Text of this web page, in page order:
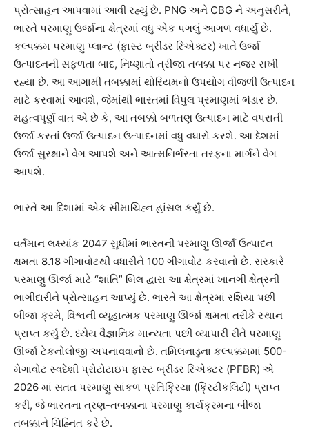
પ્રોત્સાહન આપવામાં આવી રહ્યું છે. PNG અને CBG ને અનુસરીને,
ભારતે પરમાણુ ઉર્જાના ક્ષેત્રમાં વધુ એક પગલું આગળ વધાર્યું છે.
કલ્પક્કમ પરમાણુ પ્લાન્ટ (ફાસ્ટ બ્રીડર રિએક્ટર) ખાતે ઉર્જા
ઉત્પાદનની સફળતા બાદ, નિષ્ણાતો ત્રીજા તબક્કા પર નજર રાખી
રહ્યા છે. આ આગામી તબક્કામાં થોરિયમનો ઉપયોગ વીજળી ઉત્પાદન
માટે કરવામાં આવશે, જેમાંથી ભારતમાં વિપુલ પ્રમાણમાં ભંડાર છે.
મહત્વપૂર્ણ વાત એ છે કે, આ તબક્કો બળતણ ઉત્પાદન માટે વપરાતી
ઉર્જા કરતાં ઉર્જા ઉત્પાદન ઉત્પાદનમાં વધુ વધારો કરશે. આ દેશમાં
ઉર્જા સુરક્ષાને વેગ આપશે અને આત્મનિર્ભરતા તરફના માર્ગને વેગ
આપશે.
ભારતે આ દિશામાં એક સીમાચિહ્ન હાંસલ કર્યું છે.
વર્તમાન લક્ષ્યાંક 2047 સુધીમાં ભારતની પરમાણુ ઊર્જા ઉત્પાદન
ક્ષમતા 8.18 ગીગાવોટથી વધારીને 100 ગીગાવોટ કરવાનો છે. સરકારે
પરમાણુ ઊર્જા માટે “શાંતિ” બિલ દ્વારા આ ક્ષેત્રમાં ખાનગી ક્ષેત્રની
ભાગીદારીને પ્રોત્સાહન આપ્યું છે. ભારતે આ ક્ષેત્રમાં રશિયા પછી
બીજા ક્રમે, વિશ્વની વ્યૂહાત્મક પરમાણુ ઊર્જા ક્ષમતા તરીકે સ્થાન
પ્રાપ્ત કર્યું છે. ધ્યેય વૈજ્ઞાનિક માન્યતા પછી વ્યાપારી રીતે પરમાણુ
ઊર્જા ટેકનોલોજી અપનાવવાનો છે. તમિલનાડુના કલ્પક્કમમાં 500-
મેગાવોટ સ્વદેશી પ્રોટોટાઇપ ફાસ્ટ બ્રીડર રિએક્ટર (PFBR) એ
2026 માં સતત પરમાણુ સાંકળ પ્રતિક્રિયા (ક્રિટીકલિટી) પ્રાપ્ત
કરી, જે ભારતના ત્રણ-તબક્કાના પરમાણુ કાર્યક્રમના બીજા
તબક્કાને ચિહ્નિત કરે છે.